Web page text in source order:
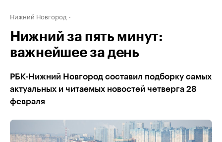
Нижний Новгород
Нижний за пять минут:
важнейшее за день
РБК-Нижний Новгород составил подборку самых
актуальных и читаемых новостей четверга 28
февраля